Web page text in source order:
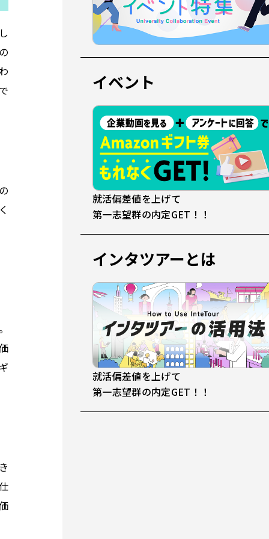
イベント
就活偏差値を上げて
第一志望群の内定GET！！
インタツアーとは
就活偏差値を上げて
第一志望群の内定GET！！